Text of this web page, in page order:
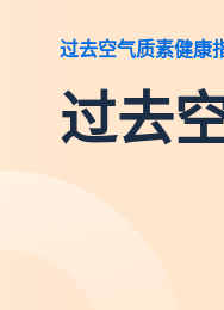
过去空气质素健康
过去